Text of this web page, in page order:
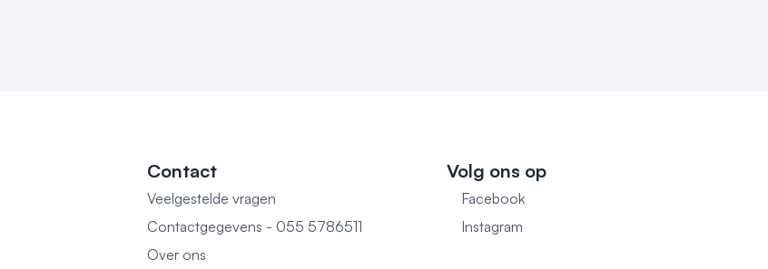
Contact
Veelgestelde vragen
Contactgegevens - 055 5786511
Over ons
Volg ons op
Facebook
Instagram